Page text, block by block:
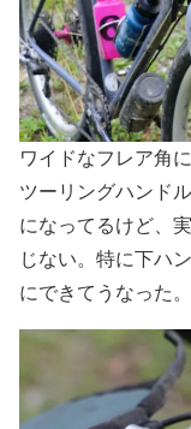
ワイドなフレア角
ツーリングハンド
になってるけど、
じない。特に下ハ
にできてうなった。